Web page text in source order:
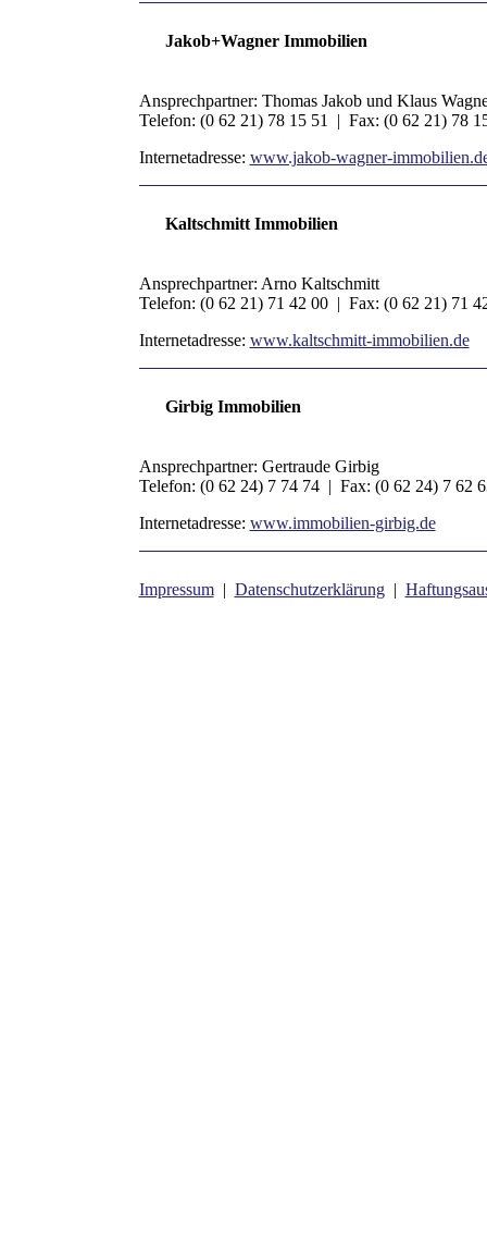
Jakob+Wagner Immobilien
Ansprechpartner: Thomas Jakob und Klaus
Telefon: (0 62 21) 78 15 51 | Fax: (0 62 21) 78
Internetadresse: www.jakob-wagner-
Kaltschmitt Immobilien
Ansprechpartner: Arno Kaltschmitt
Telefon: (0 62 21) 71 42 00 | Fax: (0 62 21) 71
Internetadresse: www.kaltschmitt-immobilien.de
Girbig Immobilien
Ansprechpartner: Gertraude Girbig
Telefon: (0 62 24) 7 74 74 | Fax: (0 62 24) 7 62
Internetadresse: www.immobilien-girbig.de
Impressum| Datenschutzerklärung|